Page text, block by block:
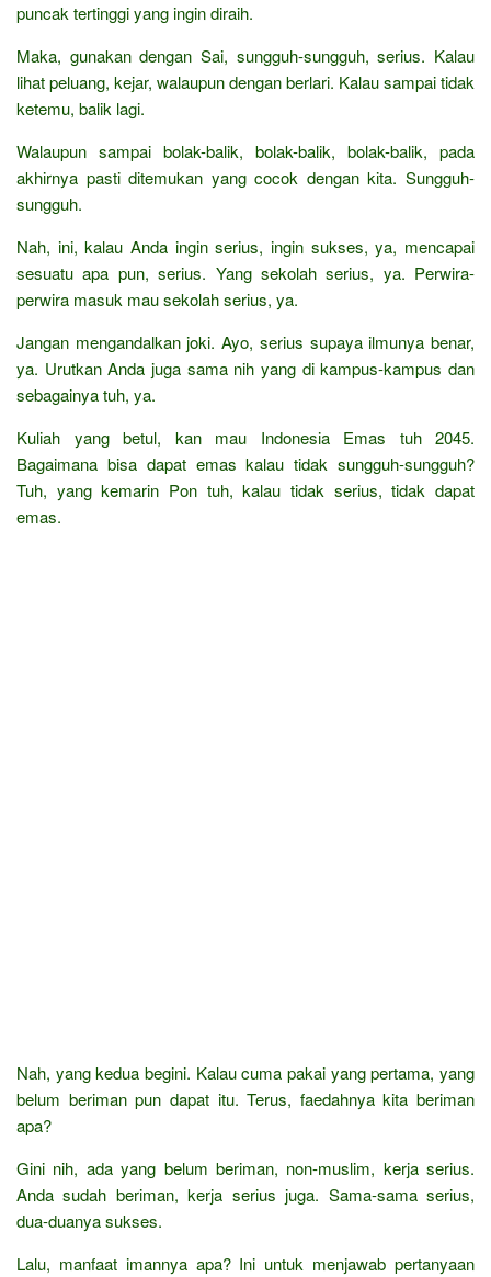
puncak tertinggi yang ingin diraih.
Maka, gunakan dengan Sai, sungguh-sungguh, serius. Kalau
lihat peluang, kejar, walaupun dengan berlari. Kalau sampai tidak
ketemu, balik lagi.
Walaupun sampai bolak-balik, bolak-balik, bolak-balik, pada
akhirnya pasti ditemukan yang cocok dengan kita. Sungguh-
sungguh.
Nah, ini, kalau Anda ingin serius, ingin sukses, ya, mencapai
sesuatu apa pun, serius. Yang sekolah serius, ya. Perwira-
perwira masuk mau sekolah serius, ya.
Jangan mengandalkan joki. Ayo, serius supaya ilmunya benar,
ya. Urutkan Anda juga sama nih yang di kampus-kampus dan
sebagainya tuh, ya.
Kuliah yang betul, kan mau Indonesia Emas tuh 2045.
Bagaimana bisa dapat emas kalau tidak sungguh-sungguh?
Tuh, yang kemarin Pon tuh, kalau tidak serius, tidak dapat
emas.
Nah, yang kedua begini. Kalau cuma pakai yang pertama, yang
belum beriman pun dapat itu. Terus, faedahnya kita beriman
apa?
Gini nih, ada yang belum beriman, non-muslim, kerja serius.
Anda sudah beriman, kerja serius juga. Sama-sama serius,
dua-duanya sukses.
Lalu, manfaat imannya apa? Ini untuk menjawab pertanyaan